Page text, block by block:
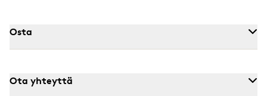
Osta
Ota yhteyttä